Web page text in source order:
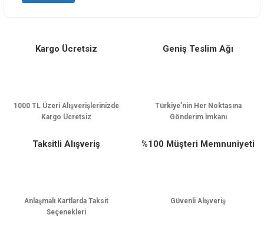
Kargo Ücretsiz
1000 TL Üzeri Alışverişlerinizde
Kargo Ücretsiz
Geniş Teslim Ağı
Türkiye’nin Her Noktasına
Gönderim İmkanı
Taksitli Alışveriş
Anlaşmalı Kartlarda Taksit
Seçenekleri
%100 Müşteri Memnuniyeti
Güvenli Alışveriş